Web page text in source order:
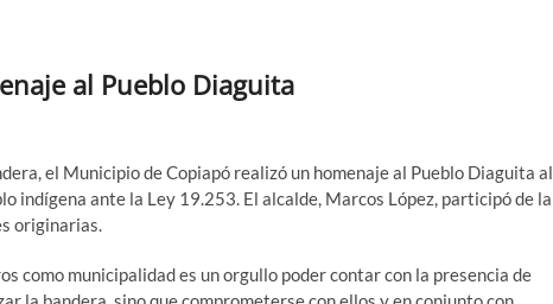
al Pueblo Diaguita
el Municipio de Copiapó realizó un homenaje al Pueblo Diaguita al
indígena ante la Ley 19.253. El alcalde, Marcos López, participó de la
originarias.
como municipalidad es un orgullo poder contar con la presencia de